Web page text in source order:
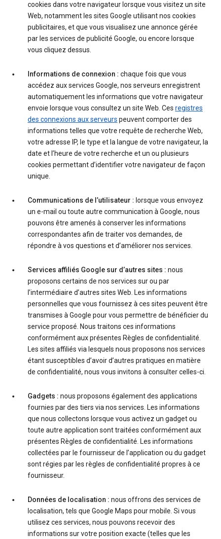
cookies dans votre navigateur lorsque vous visitez un site
Web, notamment les sites Google utilisant nos cookies
publicitaires, et que vous visualisez une annonce gérée
par les services de publicité Google, ou encore lorsque
vous cliquez dessus.
Informations de connexion : chaque fois que vous
accédez aux services Google, nos serveurs enregistrent
automatiquement les informations que votre navigateur
envoie lorsque vous consultez un site Web. Ces registres
des connexions aux serveurs peuvent comporter des
informations telles que votre requête de recherche Web,
votre adresse IP, le type et la langue de votre navigateur, la
date et l’heure de votre recherche et un ou plusieurs
cookies permettant d’identifier votre navigateur de façon
unique.
Communications de l’utilisateur : lorsque vous envoyez
un e-mail ou toute autre communication à Google, nous
pouvons être amenés à conserver les informations
correspondantes afin de traiter vos demandes, de
répondre à vos questions et d’améliorer nos services.
Services affiliés Google sur d’autres sites : nous
proposons certains de nos services sur ou par
l’intermédiaire d’autres sites Web. Les informations
personnelles que vous fournissez à ces sites peuvent être
transmises à Google pour vous permettre de bénéficier du
service proposé. Nous traitons ces informations
conformément aux présentes Règles de confidentialité.
Les sites affiliés via lesquels nous proposons nos services
étant susceptibles d’avoir d’autres pratiques en matière
de confidentialité, nous vous invitons à consulter celles-ci.
Gadgets : nous proposons également des applications
fournies par des tiers via nos services. Les informations
que nous collectons lorsque vous activez un gadget ou
toute autre application sont traitées conformément aux
présentes Règles de confidentialité. Les informations
collectées par le fournisseur de l’application ou du gadget
sont régies par les règles de confidentialité propres à ce
fournisseur.
Données de localisation : nous offrons des services de
localisation, tels que Google Maps pour mobile. Si vous
utilisez ces services, nous pouvons recevoir des
informations sur votre position exacte (telles que les